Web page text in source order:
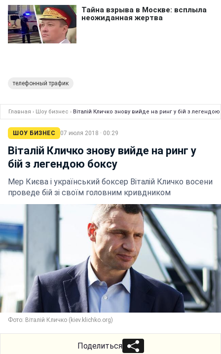
телефонный трафик
Главная › Шоу бизнес › Віталій Кличко знову вийде на ринг у бій з
ШОУ БИЗНЕС 07 июля 2018 · 00:29
Віталій Кличко знову вийде на ринг у
бій з легендою боксу
Мер Києва і український боксер Віталій Кличко восени
проведе бій зі своїм головним кривдником
Фото: Віталій Кличко (kiev.klichko.org)
Поделиться